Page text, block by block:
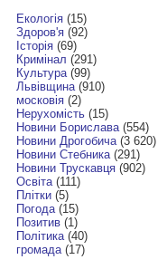
Екологія(15)
Здоров'я(92)
Історія(69)
Кримінал (291)
Культура(99)
Львівщина(910)
московія(2)
Нерухомість(15)
Новини Борислава(554)
Новини Дрогобича(3 620)
Новини Стебника(291)
Новини Трускавця(902)
Освіта(111)
Плітки(5)
Погода(15)
Позитив(1)
Політика(40)
громада(17)